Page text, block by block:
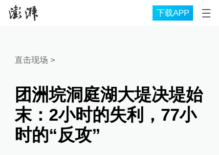
下载APP
直击现场 >
团洲垸洞庭湖大堤决堤始
末：2小时的失利，77小
时的“反攻”